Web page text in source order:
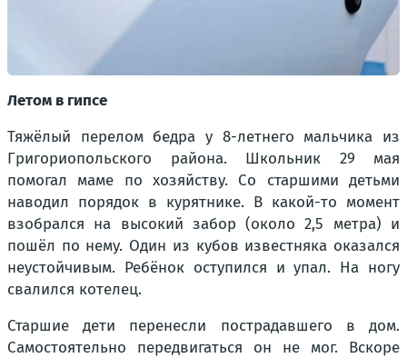
Летом в гипсе
Тяжёлый перелом бедра у 8-летнего мальчика из
Григориопольского района. Школьник 29 мая
помогал маме по хозяйству. Со старшими детьми
наводил порядок в курятнике. В какой-то момент
взобрался на высокий забор (около 2,5 метра) и
пошёл по нему. Один из кубов известняка оказался
неустойчивым. Ребёнок оступился и упал. На ногу
свалился котелец.
Старшие дети перенесли пострадавшего в дом.
Самостоятельно передвигаться он не мог. Вскоре